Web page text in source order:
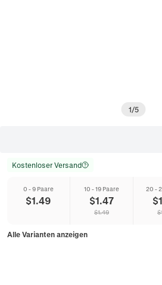
1/5
Kostenloser Versand
0 - 9 Paare
$1.49
10 - 19 Paare
$1.47
$1.49
20 -
$
$
Alle Varianten anzeigen